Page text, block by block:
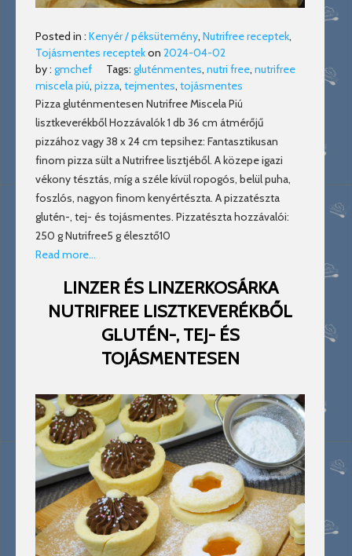
Posted in : Kenyér / péksütemény, Nutrifree receptek,
Tojásmentes receptekon 2024-04-02
by : gmchef Tags: gluténmentes, nutri free, nutrifree
miscela piú, pizza, tejmentes, tojásmentes
Pizza gluténmentesen Nutrifree Miscela Piú
lisztkeverékből Hozzávalók 1 db 36 cm átmérőjű
pizzához vagy 38 x 24 cm tepsihez: Fantasztikusan
finom pizza sült a Nutrifree lisztjéből. A közepe igazi
vékony tésztás, míg a széle kívül ropogós, belül puha,
foszlós, nagyon finom kenyértészta. A pizzatészta
glutén-, tej- és tojásmentes. Pizzatészta hozzávalói:
250 g Nutrifree5 g élesztő10
Read more…
LINZER ÉS LINZERKOSÁRKA
NUTRIFREE LISZTKEVERÉKBŐL
GLUTÉN-, TEJ- ÉS
TOJÁSMENTESEN